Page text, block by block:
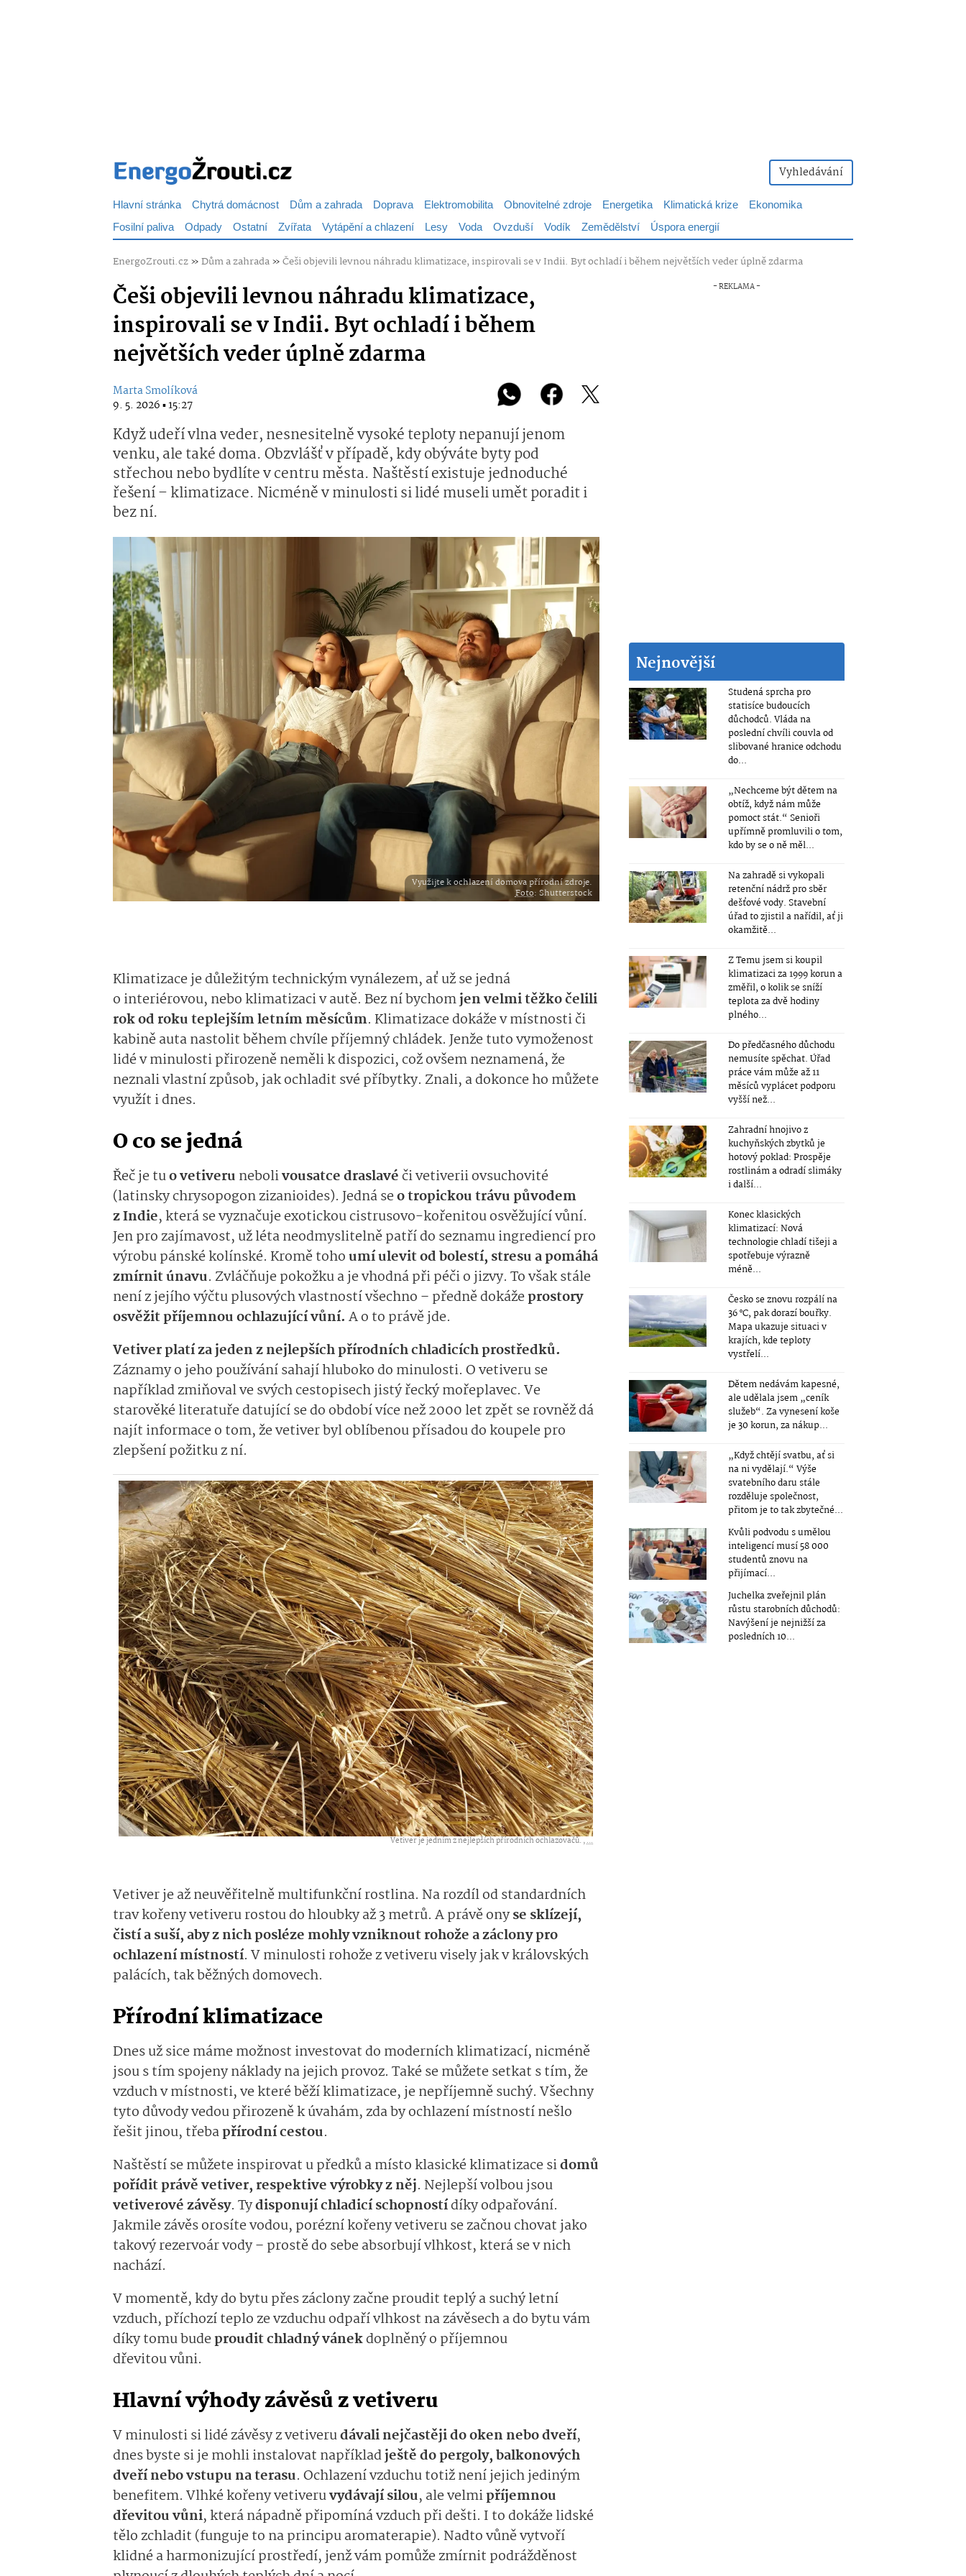
Vyhledávání
Hlavní stránka Chytrá domácnost Dům a zahrada Doprava Elektromobilita Obnovitelné zdroje Energetika Klimatická krize
Ekonomika
Fosilní paliva Odpady Ostatní Zvířata Vytápění a chlazení Lesy Voda Ovzduší Vodík Zemědělství Úspora energií
EnergoZrouti.cz»Dům a zahrada»Češi objevili levnou náhradu klimatizace, inspirovali se v Indii. Byt ochladí i během největších veder úplně zdarma
Češi objevili levnou náhradu klimatizace,
inspirovali se v Indii. Byt ochladí i během
největších veder úplně zdarma
Marta Smolíková
9. 5. 2026 ▪ 15:27
Když udeří vlna veder, nesnesitelně vysoké teploty nepanují jenom
venku, ale také doma. Obzvlášť v případě, kdy obýváte byty pod
střechou nebo bydlíte v centru města. Naštěstí existuje jednoduché
řešení – klimatizace. Nicméně v minulosti si lidé museli umět poradit i
bez ní.
Využijte k ochlazení domova přírodní zdroje.
Foto: Shutterstock
Klimatizace je důležitým technickým vynálezem, ať už se jedná
o interiérovou, nebo klimatizaci v autě. Bez ní bychomjen velmi těžko čelili
rok od roku teplejším letním měsícům. Klimatizace dokáže v místnosti či
kabině auta nastolit během chvíle příjemný chládek. Jenže tuto vymoženost
lidé v minulosti přirozeně neměli k dispozici, což ovšem neznamená, že
neznali vlastní způsob, jak ochladit své příbytky. Znali, a dokonce ho můžete
využít i dnes.
O co se jedná
Řeč je tuo vetiveru nebolivousatce draslavé či vetiverii ovsuchovité
(latinsky chrysopogon zizanioides). Jedná seo tropickou trávu původem
z Indie, která se vyznačuje exotickou cistrusovo-kořenitou osvěžující vůní.
Jen pro zajímavost, už léta neodmyslitelně patří do seznamu ingrediencí pro
výrobu pánské kolínské. Kromě tohoumí ulevit od bolestí, stresu a pomáhá
zmírnit únavu. Zvláčňuje pokožku a je vhodná při péči o jizvy. To však stále
není z jejího výčtu plusových vlastností všechno – předně dokážeprostory
osvěžit příjemnou ochlazující vůní. A o to právě jde.
Vetiver platí za jeden z nejlepších přírodních chladicích prostředků.
Záznamy o jeho používání sahají hluboko do minulosti. O vetiveru se
například zmiňoval ve svých cestopisech jistý řecký mořeplavec. Ve
starověké literatuře datující se do období více než 2000 let zpět se rovněž dá
najít informace o tom, že vetiver byl oblíbenou přísadou do koupele pro
zlepšení požitku z ní.
Vetiver je jedním z nejlepších přírodních ochlazovačů. ,...
Vetiver je až neuvěřitelně multifunkční rostlina. Na rozdíl od standardních
trav kořeny vetiveru rostou do hloubky až 3 metrů. A právě onyse sklízejí,
čistí a suší, aby z nich posléze mohly vzniknout rohože a záclony pro
ochlazení místností. V minulosti rohože z vetiveru visely jak v královských
palácích, tak běžných domovech.
Přírodní klimatizace
Dnes už sice máme možnost investovat do moderních klimatizací, nicméně
jsou s tím spojeny náklady na jejich provoz. Také se můžete setkat s tím, že
vzduch v místnosti, ve které běží klimatizace, je nepříjemně suchý. Všechny
tyto důvody vedou přirozeně k úvahám, zda by ochlazení místností nešlo
řešit jinou, třebapřírodní cestou.
Naštěstí se můžete inspirovat u předků a místo klasické klimatizace sidomů
pořídit právě vetiver, respektive výrobky z něj. Nejlepší volbou jsou
vetiverovézá­věsy. Tydisponují chladicí schopnostídíky odpařování.
Jakmile závěs orosíte vodou, porézní kořeny vetiveru se začnou chovat jako
takový rezervoár vody – prostě do sebe absorbují vlhkost, která se v nich
nachází.
V momentě, kdy do bytu přes záclony začne proudit teplý a suchý letní
vzduch, příchozí teplo ze vzduchu odpaří vlhkost na závěsech a do bytu vám
díky tomu budeproudit chladný vánekdoplněný o příjemnou
dřevitou vůni.
Hlavní výhody závěsů z vetiveru
V minulosti si lidé závěsy z vetiverudávali nejčastěji do oken nebo dveří,
dnes byste si je mohli instalovat napříkladještě do pergoly, balkonových
dveří nebo vstupu na terasu. Ochlazení vzduchu totiž není jejich jediným
benefitem. Vlhké kořeny vetiveruvydávají silou, ale velmipříjemnou
dřevitou vůni, která nápadně připomíná vzduch při dešti. I to dokáže lidské
tělo zchladit (funguje to na principu aromaterapie). Nadto vůně vytvoří
klidné a harmonizující prostředí, jenž vám pomůže zmírnit podrážděnost
Nejnovější
Studená sprcha pro
statisíce budoucích
důchodců. Vláda na
poslední chvíli couvla od
slibované hranice odchodu
do...
„Nechceme být dětem na
obtíž, když nám může
pomoct stát.“ Senioři
upřímně promluvili o tom,
kdo by se o ně měl...
Na zahradě si vykopali
retenční nádrž pro sběr
dešťové vody. Stavební
úřad to zjistil a nařídil, ať ji
okamžitě...
Z Temu jsem si koupil
klimatizaci za 1999 korun a
změřil, o kolik se sníží
teplota za dvě hodiny
plného...
Do předčasného důchodu
nemusíte spěchat. Úřad
práce vám může až 11
měsíců vyplácet podporu
vyšší než...
Zahradní hnojivo z
kuchyňských zbytků je
hotový poklad: Prospěje
rostlinám a odradí slimáky
i další...
Konec klasických
klimatizací: Nová
technologie chladí tišeji a
spotřebuje výrazně
méně...
Česko se znovu rozpálí na
36 °C, pak dorazí bouřky.
Mapa ukazuje situaci v
krajích, kde teploty
vystřelí...
Dětem nedávám kapesné,
ale udělala jsem „ceník
služeb“. Za vynesení koše
je 30 korun, za nákup...
„Když chtějí svatbu, ať si
na ni vydělají.“ Výše
svatebního daru stále
rozděluje společnost,
přitom je to tak zbytečné...
Kvůli podvodu s umělou
inteligencí musí 58 000
studentů znovu na
přijímací...
Juchelka zveřejnil plán
růstu starobních důchodů:
Navýšení je nejnižší za
posledních 10...